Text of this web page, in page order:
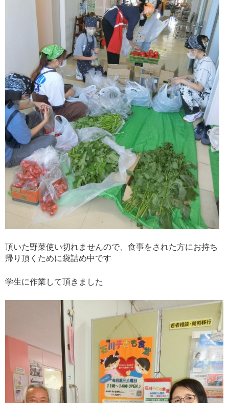
頂いた野菜使い切れませんので、食事をされた方にお持ち
帰り頂くために袋詰め中です
学生に作業して頂きました